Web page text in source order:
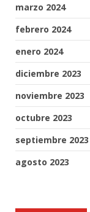
marzo 2024
febrero 2024
enero 2024
diciembre 2023
noviembre 2023
octubre 2023
septiembre 2023
agosto 2023